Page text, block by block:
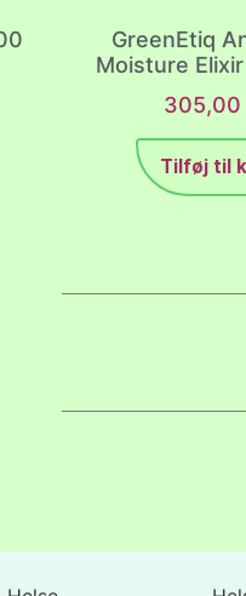
GreenEtiq
Moisture
305,00
Tilføj til